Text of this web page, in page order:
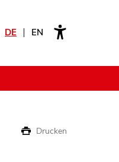
DE EN
Drucken